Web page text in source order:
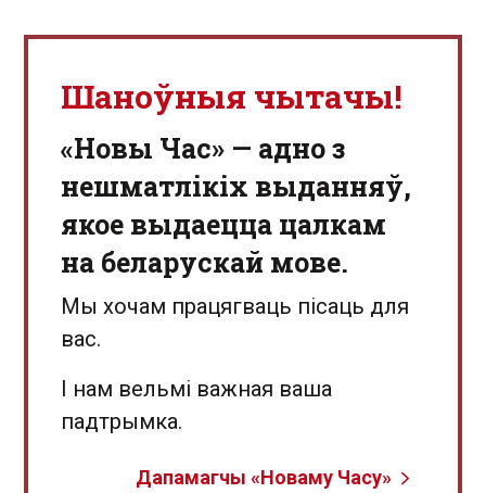
Шаноўныя чытачы!
«Новы Час» — адно з
нешматлікіх выданняў,
якое выдаецца цалкам
на беларускай мове.
Мы хочам працягваць пісаць для
вас.
І нам вельмі важная ваша
падтрымка.
Дапамагчы «Новаму Часу»